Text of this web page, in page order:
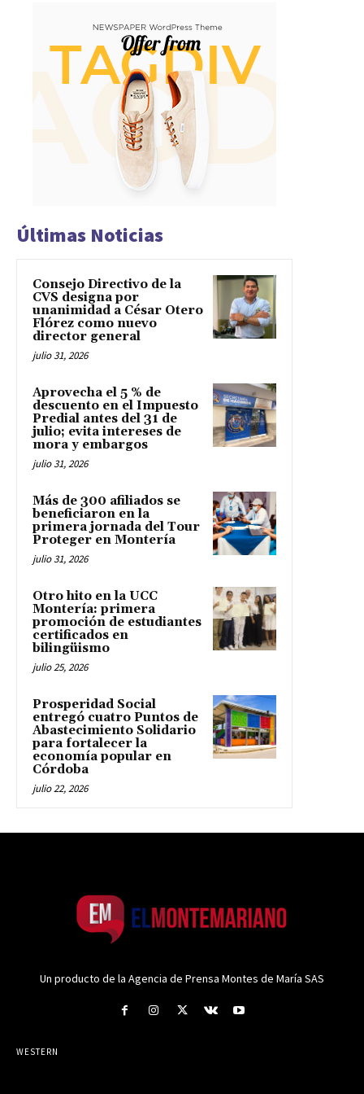
Últimas Noticias
Consejo Directivo de la
CVS designa por
unanimidad a César Otero
Flórez como nuevo
director general
julio 31, 2026
Aprovecha el 5 % de
descuento en el Impuesto
Predial antes del 31 de
julio; evita intereses de
mora y embargos
julio 31, 2026
Más de 300 afiliados se
beneficiaron en la
primera jornada del Tour
Proteger en Montería
julio 31, 2026
Otro hito en la UCC
Montería: primera
promoción de estudiantes
certificados en
bilingüismo
julio 25, 2026
Prosperidad Social
entregó cuatro Puntos de
Abastecimiento Solidario
para fortalecer la
economía popular en
Córdoba
julio 22, 2026
Un producto de la Agencia de Prensa Montes de María SAS
WESTERN